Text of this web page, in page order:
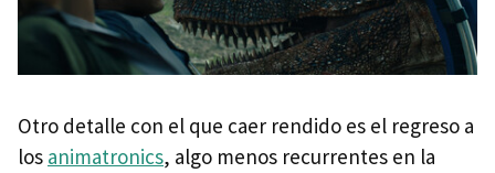
Otro detalle con el que caer rendido es el regreso a
los animatronics, algo menos recurrentes en la